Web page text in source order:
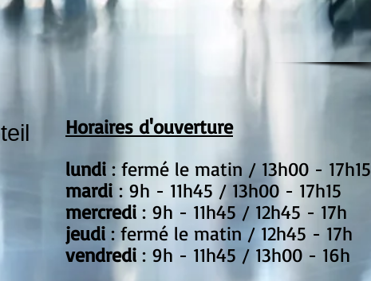
Horaires d'ouverture
lundi : fermé le matin / 13h00 - 17h15
mardi : 9h - 11h45 / 13h00 - 17h15
mercredi : 9h - 11h45 / 12h45 - 17h
jeudi : fermé le matin / 12h45 - 17h
vendredi : 9h - 11h45 / 13h00 - 16h